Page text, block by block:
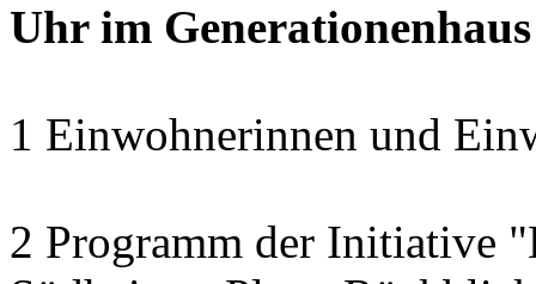
Uhr im
1 Einwohnerinnen und
2 Programm der Initiative